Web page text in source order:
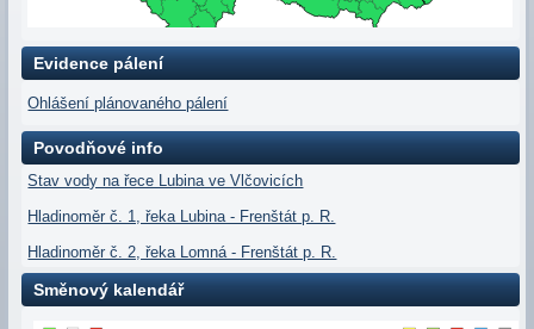
Evidence pálení
Ohlášení plánovaného pálení
Povodňové info
Stav vody na řece Lubina ve Vlčovicích
Hladinoměr č. 1, řeka Lubina - Frenštát p. R.
Hladinoměr č. 2, řeka Lomná - Frenštát p. R.
Směnový kalendář